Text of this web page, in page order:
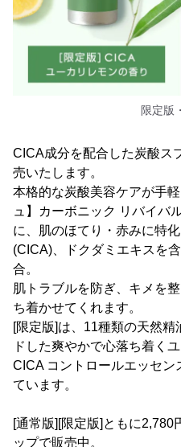
限定版
CICA成分を配合した炭酸ス
売いたします。
本格的な炭酸美容ケアが手
ュ】カーボニック リバイバ
に、肌のほてり・赤みに特
(CICA)、ドクダミエキスを
合。
肌トラブルを防ぎ、キメを
ち着かせてくれます。
[限定版]は、11種類の天然
ドした爽やかで心落ち着く
CICA コントロールエッセン
ています。
[通常版][限定版]ともに2,780
ップで販売中。